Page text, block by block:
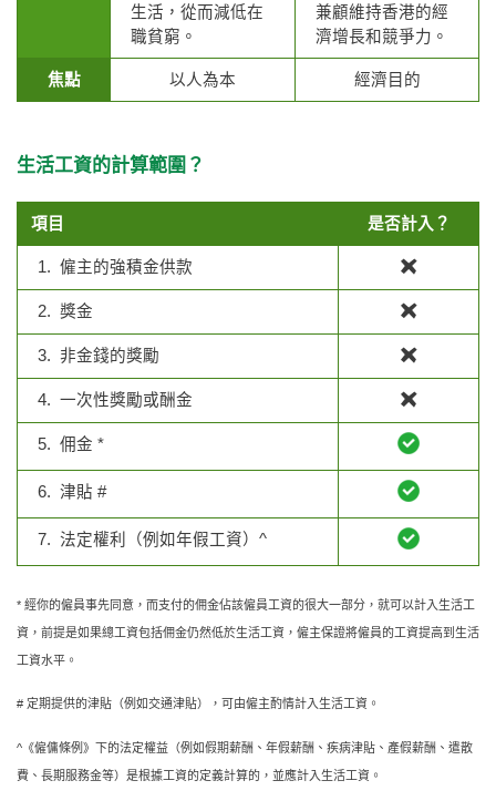
生活，從而減低在
職貧窮。
兼顧維持香港的經
濟增長和競爭力。
焦點 以人為本 經濟目的
生活工資的計算範圍？
項目 是否計入？
1. 僱主的強積金供款
2. 獎金
3. 非金錢的獎勵
4. 一次性獎勵或酬金
5. 佣金 *
6. 津貼 #
7. 法定權利（例如年假工資）^
* 經你的僱員事先同意，而支付的佣金佔該僱員工資的很大一部分，就可以計入生活工
資，前提是如果總工資包括佣金仍然低於生活工資，僱主保證將僱員的工資提高到生活
工資水平。
# 定期提供的津貼（例如交通津貼），可由僱主酌情計入生活工資。
^《僱傭條例》下的法定權益（例如假期薪酬、年假薪酬、疾病津貼、產假薪酬、遣散
費、長期服務金等）是根據工資的定義計算的，並應計入生活工資。